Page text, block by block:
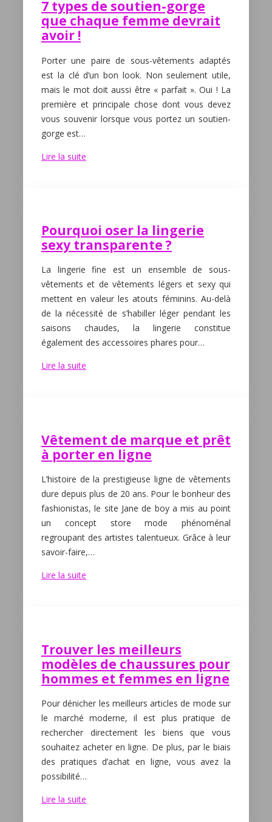
7 types de soutien-gorge
que chaque femme devrait
avoir !
Porter une paire de sous-vêtements adaptés
est la clé d’un bon look. Non seulement utile,
mais le mot doit aussi être « parfait ». Oui ! La
première et principale chose dont vous devez
vous souvenir lorsque vous portez un soutien-
gorge est…
Lire la suite
Pourquoi oser la lingerie
sexy transparente ?
La lingerie fine est un ensemble de sous-
vêtements et de vêtements légers et sexy qui
mettent en valeur les atouts féminins. Au-delà
de la nécessité de s’habiller léger pendant les
saisons chaudes, la lingerie constitue
également des accessoires phares pour…
Lire la suite
Vêtement de marque et prêt
à porter en ligne
L’histoire de la prestigieuse ligne de vêtements
dure depuis plus de 20 ans. Pour le bonheur des
fashionistas, le site Jane de boy a mis au point
un concept store mode phénoménal
regroupant des artistes talentueux. Grâce à leur
savoir-faire,…
Lire la suite
Trouver les meilleurs
modèles de chaussures pour
hommes et femmes en ligne
Pour dénicher les meilleurs articles de mode sur
le marché moderne, il est plus pratique de
rechercher directement les biens que vous
souhaitez acheter en ligne. De plus, par le biais
des pratiques d’achat en ligne, vous avez la
possibilité…
Lire la suite